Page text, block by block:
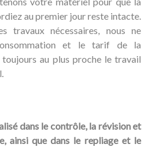
au premier jour reste intacte.
travaux nécessaires, nous ne
et le tarif de la
au plus proche le travail
dans le contrôle, la révision et
ainsi que dans le repliage et le